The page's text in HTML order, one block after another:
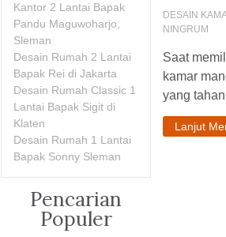
DESAIN
NINGRUM
Saat
kamar
yang tahan
Lanjut
Kantor 2 Lantai Bapak
Pandu Maguwoharjo,
Sleman
Desain Rumah 2 Lantai
Bapak Rei di Jakarta
Desain Rumah Classic 1
Lantai Bapak Sigit di
Klaten
Desain Rumah 1 Lantai
Bapak Sonny Sleman
Pencarian
Populer